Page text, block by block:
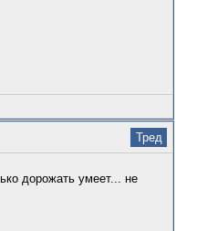
Тред
дорожать умеет... не